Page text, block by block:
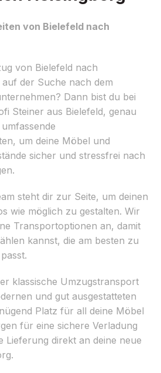
von Bielefeld nach
von Bielefeld nach
der Suche nach dem
Dann bist du bei
Steiner aus Bielefeld, genau
um deine Möbel und
sicher und stressfrei nach
steht dir zur Seite, um deinen
wie möglich zu gestalten. Wir
Transportoptionen an, damit
kannst, die am besten zu
klassische Umzugstransport
und gut ausgestatteten
Platz für all deine Möbel
für eine sichere Verladung
Lieferung direkt an deine neue